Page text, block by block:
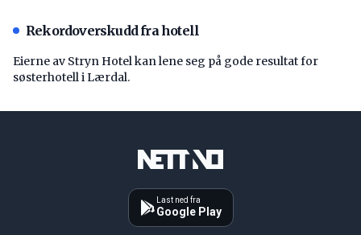
Rekordoverskudd fra hotell
Eierne av Stryn Hotel kan lene seg på gode resultat for
søsterhotell i Lærdal.
Last ned fra
Google Play